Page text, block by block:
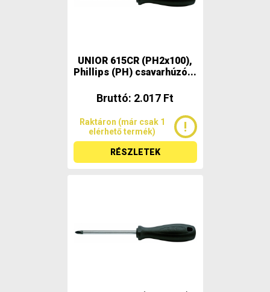
UNIOR 615CR (PH2x100),
Phillips (PH) csavarhúzó...
Bruttó: 2.017 Ft
Raktáron (már csak 1
elérhető termék)
RÉSZLETEK